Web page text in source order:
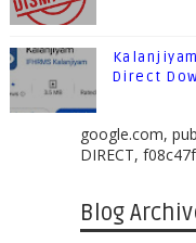
Direct
google.com,
DIRECT,
Blog